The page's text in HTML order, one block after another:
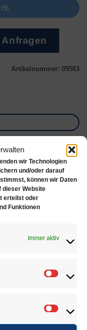
wir Technologien
und/oder darauf
können wir Daten
dieser Website
erteilst oder
Funktionen
Immer aktiv
Artikelnummer: 09583
– 3.00mm